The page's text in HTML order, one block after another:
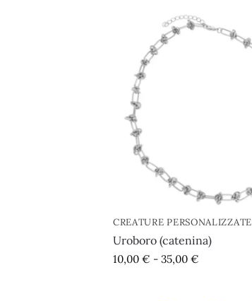
CREATURE PERSONALIZZATE
Uroboro (catenina)
10,00 € - 35,00 €